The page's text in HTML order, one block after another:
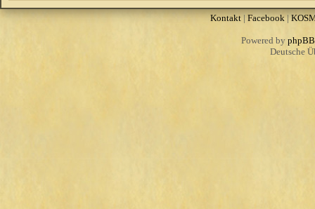
Kontakt| Facebook|
Powered by phpBB
Deutsche